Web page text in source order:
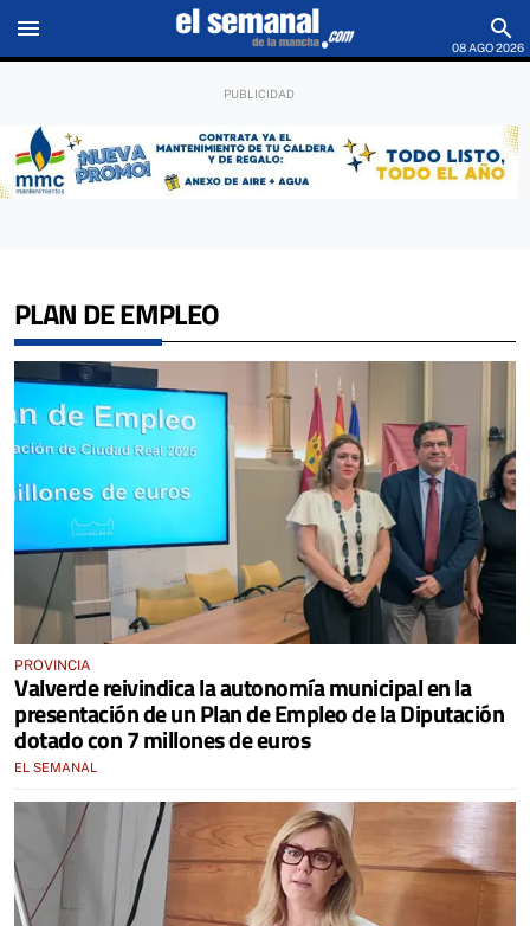
menu search
08 AGO 2026
PLAN DE EMPLEO
PROVINCIA
Valverde reivindica la autonomía municipal en la
presentación de un Plan de Empleo de la Diputación
dotado con 7 millones de euros
EL SEMANAL